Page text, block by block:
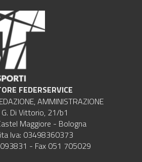
FEDERSERVICE
AMMINISTRAZIONE
Di Vittorio, 21/b1
Maggiore - Bologna
Iva: 03498360373
- Fax 051 705029